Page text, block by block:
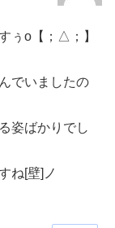
ぅo【；△；】
でいましたの
姿ばかりでし
ね[壁]ノ